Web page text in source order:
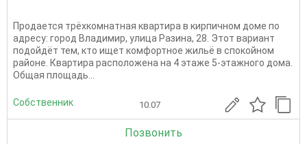
Продается трёхкомнатная квартира в кирпичном доме по
адресу: город Владимир, улица Разина, 28. Этот вариант
подойдёт тем, кто ищет комфортное жильё в спокойном
районе. Квартира расположена на 4 этаже 5-этажного дома.
Общая площадь...
Собственник 10.07
Позвонить